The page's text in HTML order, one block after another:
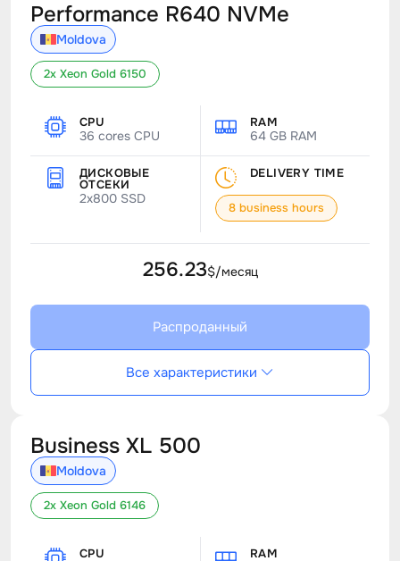
Performance R640 NVMe
Moldova
2x Xeon Gold 6150
CPU
36 cores CPU
RAM
64 GB RAM
ДИСКОВЫЕ
ОТСЕКИ
2x800 SSD
DELIVERY TIME
8 business hours
256.23$/месяц
Распроданный
Все характеристики
Business XL 500
Moldova
2x Xeon Gold 6146
CPU RAM